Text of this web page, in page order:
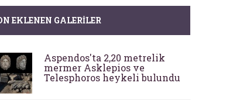
EKLENEN GALERILER
Aspendos'ta 2,20 metrelik
mermer Asklepios ve
Telesphoros heykeli bulundu